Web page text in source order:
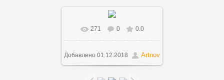
В реальном размере
955x749/ 128.5Kb
271 0 0.0
Добавлено 01.12.2018 Artnov